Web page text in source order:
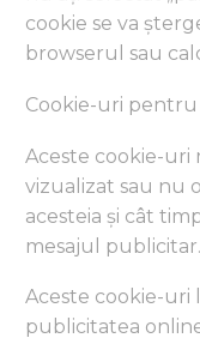
cookie se va
browserul sau
Cookie-uri
Aceste cookie-uri
vizualizat sau nu
acesteia și cât
mesajul publicitar.
Aceste cookie-uri
publicitatea